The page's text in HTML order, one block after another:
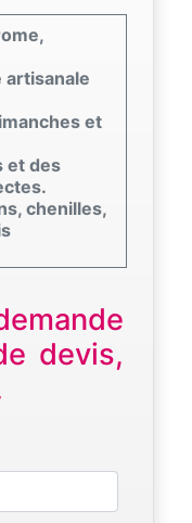
artisanale
et
et des
chenilles,
devis,